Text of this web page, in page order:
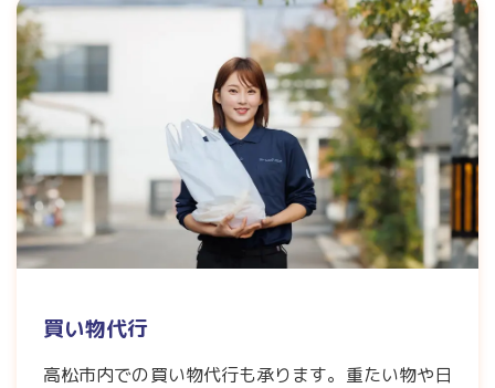
買い物代行
高松市内での買い物代行も承ります。重たい物や日